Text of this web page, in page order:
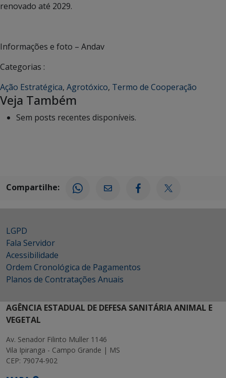
renovado até 2029.
Informações e foto – Andav
Categorias :
Ação Estratégica, Agrotóxico, Termo de Cooperação
Veja Também
Sem posts recentes disponíveis.
Compartilhe:
LGPD
Fala Servidor
Acessibilidade
Ordem Cronológica de Pagamentos
Planos de Contratações Anuais
AGÊNCIA ESTADUAL DE DEFESA SANITÁRIA ANIMAL E
VEGETAL
Av. Senador Filinto Muller 1146
Vila Ipiranga - Campo Grande | MS
CEP: 79074-902